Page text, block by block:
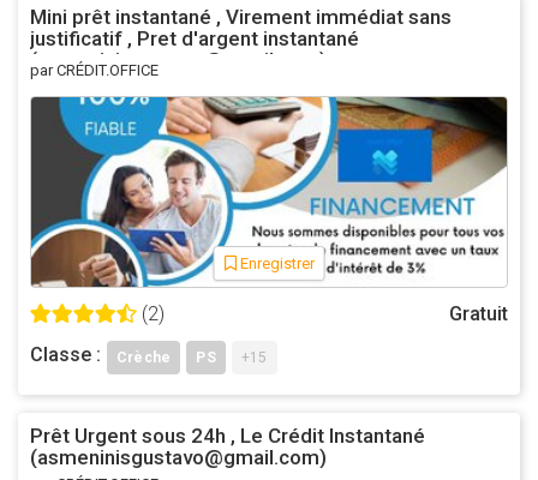
Mini prêt instantané , Virement immédiat sans
justificatif , Pret d'argent instantané
(asmeninisgustavo@gmail.com)
par CRÉDIT.OFFICE
Enregistrer
(2)
Gratuit
Classe :
Crèche PS +15
Prêt Urgent sous 24h , Le Crédit Instantané
(asmeninisgustavo@gmail.com)